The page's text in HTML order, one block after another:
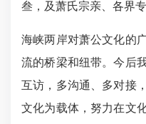
叁，及萧氏宗亲、各界
海峡两岸对萧公文化的
流的桥梁和纽带。今后
互访，多沟通、多对接
文化为载体，努力在文